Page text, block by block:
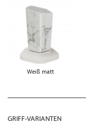
Weiß matt
GRIFF-VARIANTEN